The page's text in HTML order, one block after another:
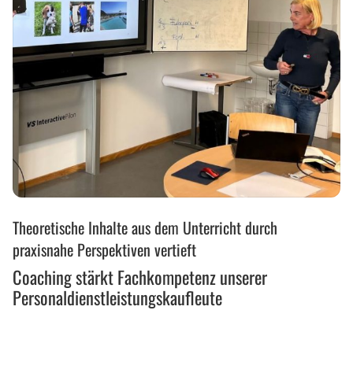
stärkt
Fachkompetenz
unserer
Personaldienstleistungskaufleute
Theoretische Inhalte aus dem Unterricht durch
praxisnahe Perspektiven vertieft
Coaching stärkt Fachkompetenz unserer
Personaldienstleistungskaufleute